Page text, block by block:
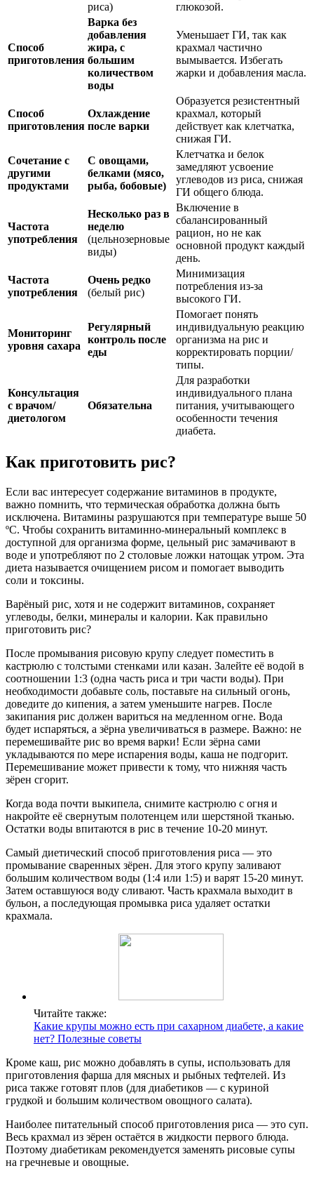
риса)
глюкозой.
Способ
приготовления
Варка без
добавления
жира, с
большим
количеством
воды
Уменьшает ГИ, так как
крахмал частично
вымывается. Избегать
жарки и добавления масла.
Способ
приготовления
Охлаждение
после варки
Образуется резистентный
крахмал, который
действует как клетчатка,
снижая ГИ.
Сочетание с
другими
продуктами
С овощами,
белками (мясо,
рыба, бобовые)
Клетчатка и белок
замедляют усвоение
углеводов из риса, снижая
ГИ общего блюда.
Частота
употребления
Несколько раз в
неделю
(цельнозерновые
виды)
Включение в
сбалансированный
рацион, но не как
основной продукт каждый
день.
Частота
употребления
Очень редко
(белый рис)
Минимизация
потребления из-за
высокого ГИ.
Мониторинг
уровня сахара
Регулярный
контроль после
еды
Помогает понять
индивидуальную реакцию
организма на рис и
корректировать порции/
типы.
Консультация
с врачом/
диетологом
Обязательна
Для разработки
индивидуального плана
питания, учитывающего
особенности течения
диабета.
Как приготовить рис?
Если вас интересует содержание витаминов в продукте,
важно помнить, что термическая обработка должна быть
исключена. Витамины разрушаются при температуре выше 50
ºC. Чтобы сохранить витаминно-минеральный комплекс в
доступной для организма форме, цельный рис замачивают в
воде и употребляют по 2 столовые ложки натощак утром. Эта
диета называется очищением рисом и помогает выводить
соли и токсины.
Варёный рис, хотя и не содержит витаминов, сохраняет
углеводы, белки, минералы и калории. Как правильно
приготовить рис?
После промывания рисовую крупу следует поместить в
кастрюлю с толстыми стенками или казан. Залейте её водой в
соотношении 1:3 (одна часть риса и три части воды). При
необходимости добавьте соль, поставьте на сильный огонь,
доведите до кипения, а затем уменьшите нагрев. После
закипания рис должен вариться на медленном огне. Вода
будет испаряться, а зёрна увеличиваться в размере. Важно: не
перемешивайте рис во время варки! Если зёрна сами
укладываются по мере испарения воды, каша не подгорит.
Перемешивание может привести к тому, что нижняя часть
зёрен сгорит.
Когда вода почти выкипела, снимите кастрюлю с огня и
накройте её свернутым полотенцем или шерстяной тканью.
Остатки воды впитаются в рис в течение 10-20 минут.
Самый диетический способ приготовления риса — это
промывание сваренных зёрен. Для этого крупу заливают
большим количеством воды (1:4 или 1:5) и варят 15-20 минут.
Затем оставшуюся воду сливают. Часть крахмала выходит в
бульон, а последующая промывка риса удаляет остатки
крахмала.
Читайте также:
Какие крупы можно есть при сахарном диабете, а какие
нет? Полезные советы
Кроме каш, рис можно добавлять в супы, использовать для
приготовления фарша для мясных и рыбных тефтелей. Из
риса также готовят плов (для диабетиков — с куриной
грудкой и большим количеством овощного салата).
Наиболее питательный способ приготовления риса — это суп.
Весь крахмал из зёрен остаётся в жидкости первого блюда.
Поэтому диабетикам рекомендуется заменять рисовые супы
на гречневые и овощные.